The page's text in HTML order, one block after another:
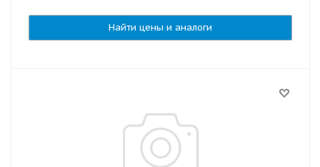
Найти цены и аналоги